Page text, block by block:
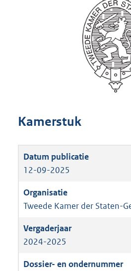
Kamerstuk
12-09-2025
Tweede Kamer der Staten-
2024-2025